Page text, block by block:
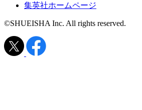
集英社ホームページ
©SHUEISHA Inc. All rights reserved.